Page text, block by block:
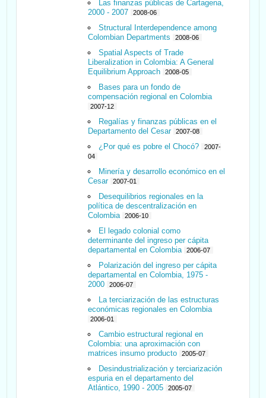
Las finanzas públicas de Cartagena,
2000 - 2007
2008-06
Structural Interdependence among
Colombian Departments
2008-06
Spatial Aspects of Trade
Liberalization in Colombia: A General
Equilibrium Approach
2008-05
Bases para un fondo de
compensación regional en Colombia
2007-12
Regalías y finanzas públicas en el
Departamento del Cesar
2007-08
¿Por qué es pobre el Chocó?
2007-
04
Minería y desarrollo económico en el
Cesar
2007-01
Desequilibrios regionales en la
política de descentralización en
Colombia
2006-10
El legado colonial como
determinante del ingreso per cápita
departamental en Colombia
2006-07
Polarización del ingreso per cápita
departamental en Colombia, 1975 -
2000
2006-07
La terciarización de las estructuras
económicas regionales en Colombia
2006-01
Cambio estructural regional en
Colombia: una aproximación con
matrices insumo producto
2005-07
Desindustrialización y terciarización
espuria en el departamento del
Atlántico, 1990 - 2005
2005-07